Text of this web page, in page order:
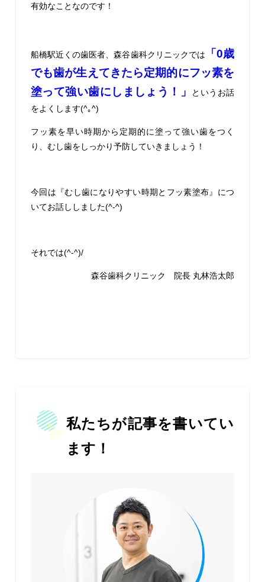
有効なことなのです！
船橋駅近くの歯医者、森谷歯科クリニックでは
「0歳
でも歯が生えてきたら定期的にフッ素を
塗って強い歯にしましょう！」
というお話
をよくします(^｡^)
フッ素を早い時期から定期的に塗って強い歯をつく
り、むし歯をしっかり予防していきましょう！
今回は『むし歯になりやすい時期とフッ素塗布』につ
いてお話ししました(^-^)
それでは(^-^)/
森谷歯科クリニック 院長 丸林浩太郎
私たちが記事を書いてい
ます！